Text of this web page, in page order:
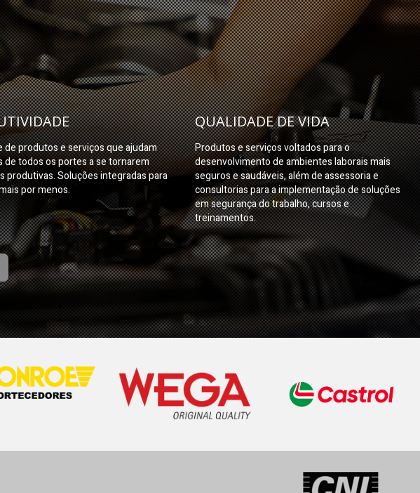
de produtos e serviços que ajudam
de todos os portes a se tornarem
produtivas. Soluções integradas para
por menos.
QUALIDADE DE VIDA
Produtos e serviços voltados para o
desenvolvimento de ambientes laborais mais
seguros e saudáveis, além de assessoria e
consultorias para a implementação de soluções
em segurança do trabalho, cursos e
treinamentos.